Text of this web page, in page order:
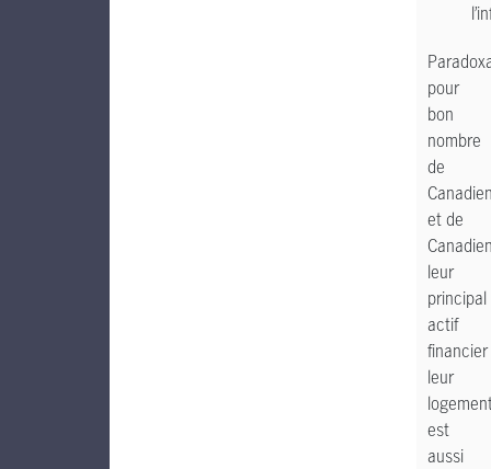
pour
bon
nombre
de
et de
leur
principal
actif
leur
est
aussi